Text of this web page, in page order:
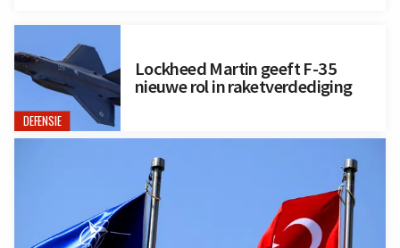
DEFENSIE
Lockheed Martin geeft F-35
nieuwe rol in raketverdediging